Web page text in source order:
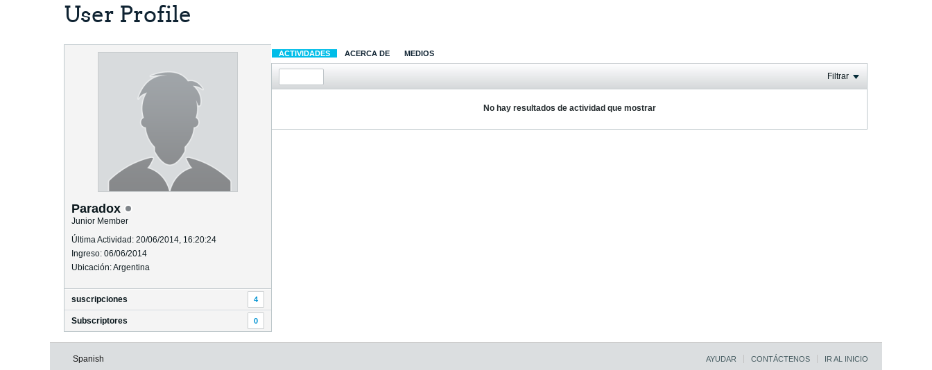
User Profile
Paradox
Junior Member
Última Actividad: 20/06/2014, 16:20:24
Ingreso: 06/06/2014
Ubicación: Argentina
suscripciones 4
Subscriptores 0
ACTIVIDADES ACERCA DE MEDIOS
Filtrar
No hay resultados de actividad que mostrar
Spanish AYUDAR CONTÁCTENOS IR AL INICIO